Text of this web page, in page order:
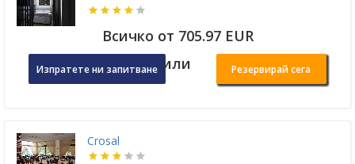
Всичко от 705.97 EUR
Изпратете ни запитване или Резервирай сега
Crosal